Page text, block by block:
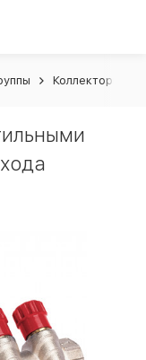
Коллекторы